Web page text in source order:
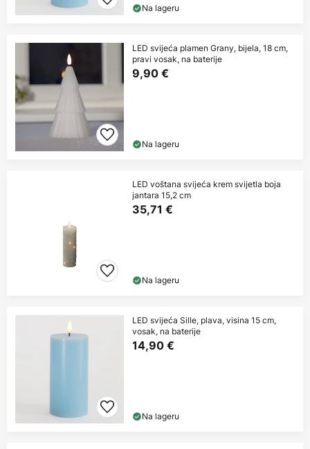
Na lageru
LED svijeća plamen Grany, bijela, 18 cm,
pravi vosak, na baterije
9,90 €
Na lageru
LED voštana svijeća krem svijetla boja
jantara 15,2 cm
35,71 €
Na lageru
LED svijeća Sille, plava, visina 15 cm,
vosak, na baterije
14,90 €
Na lageru